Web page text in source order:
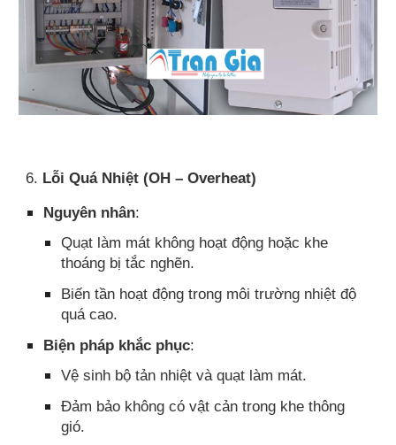
6. Lỗi Quá Nhiệt (OH – Overheat)
Nguyên nhân:
Quạt làm mát không hoạt động hoặc khe
thoáng bị tắc nghẽn.
Biến tần hoạt động trong môi trường nhiệt độ
quá cao.
Biện pháp khắc phục:
Vệ sinh bộ tản nhiệt và quạt làm mát.
Đảm bảo không có vật cản trong khe thông
gió.